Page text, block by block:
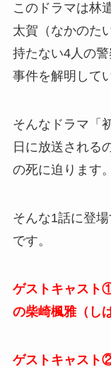
このドラマは林
太賀（なかのた
持たない4人の
事件を解明して
そんなドラマ「
日に放送される
の死に迫ります。
そんな1話に登
です。
ゲストキャス
の柴崎楓雅（し
ゲストキャスト